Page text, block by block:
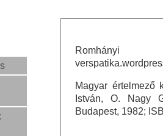
Romhányi
Magyar értelmező
István, O. Nagy
Budapest, 1982;